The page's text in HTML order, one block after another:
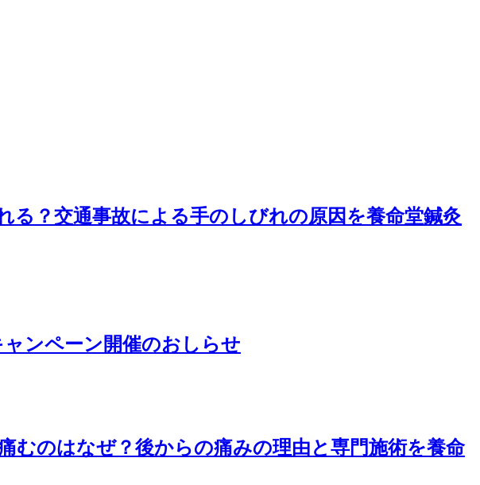
る？交通事故による手のしびれの原因を養命堂鍼灸
ャンペーン開催のおしらせ
むのはなぜ？後からの痛みの理由と専門施術を養命